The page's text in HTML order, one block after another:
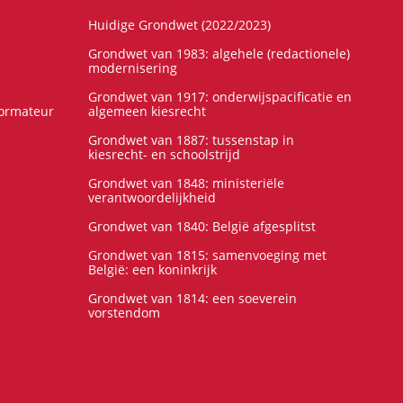
Huidige Grondwet (2022/2023)
Grondwet van 1983: algehele (redactionele)
modernisering
Grondwet van 1917: onderwijspacificatie en
algemeen kiesrecht
Grondwet van 1887: tussenstap in
kiesrecht- en schoolstrijd
Grondwet van 1848: ministeriële
verantwoordelijkheid
Grondwet van 1840: België afgesplitst
Grondwet van 1815: samenvoeging met
België: een koninkrijk
Grondwet van 1814: een soeverein
vorstendom